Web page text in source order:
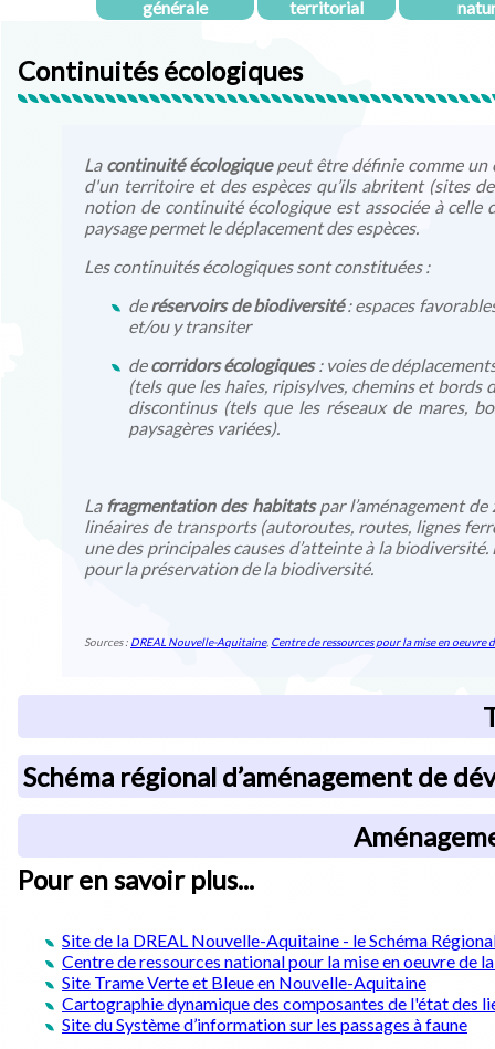
générale
territorial
Continuités écologiques
La continuité écologiquepeut être définie comme un
d'un territoire et des espèces qu’ils abritent (sites
notion de continuité écologique est associée à celle
paysage permet le déplacement des espèces.
Les continuités écologiques sont constituées :
deréservoirs de biodiversité: espaces
et/ou y transiter
decorridors écologiques: voies de
(tels que les haies, ripisylves, chemins et bords
discontinus (tels que les réseaux de mares,
paysagères variées).
Lafragmentation des habitatspar l’aménagement
linéaires de transports (autoroutes, routes, lignes
une des principales causes d’atteinte à la
pour la préservation de la biodiversité.
Sources : DREAL Nouvelle-Aquitaine, Centre de ressources pour la mise en oeuvre
Schéma régional d’aménagement de
Pour en savoir plus...
Site de la DREAL Nouvelle-Aquitaine - le Schéma
Centre de ressources national pour la mise en oeuvre de
Site Trame Verte et Bleue en Nouvelle-Aquitaine
Cartographie dynamique des composantes de l'état des
Site du Système d’information sur les passages à faune